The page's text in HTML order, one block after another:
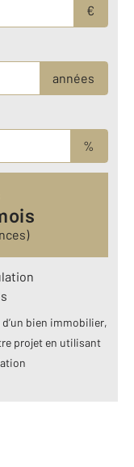
€
années
%
bien immobilier,
projet en utilisant